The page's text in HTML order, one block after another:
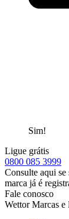
Sim!
Ligue grátis
0800 085 3999
Consulte aqui se
marca já é
Fale conosco
Wettor Marcas e